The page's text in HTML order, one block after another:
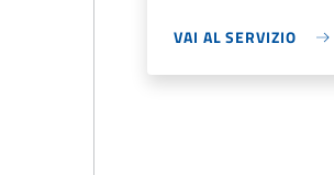
VAI AL SERVIZIO